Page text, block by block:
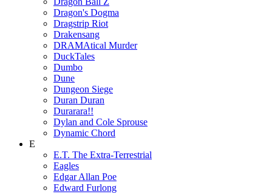
Dragon's Dogma
Dragstrip Riot
Drakensang
DRAMAtical Murder
DuckTales
Dumbo
Dune
Dungeon Siege
Duran Duran
Durarara!!
Dylan and Cole Sprouse
Dynamic Chord
E
E.T. The Extra-Terrestrial
Eagles
Edgar Allan Poe
Edward Furlong